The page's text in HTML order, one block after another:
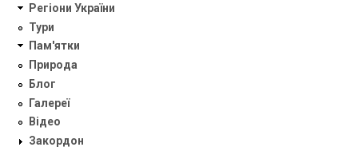
Регіони України
Тури
Пам'ятки
Природа
Блог
Галереї
Відео
Закордон